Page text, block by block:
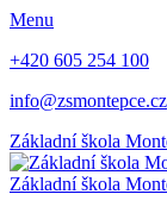
Menu
+420 605 254 100
info@zsmontepce.cz
Základní škola
Základní škola